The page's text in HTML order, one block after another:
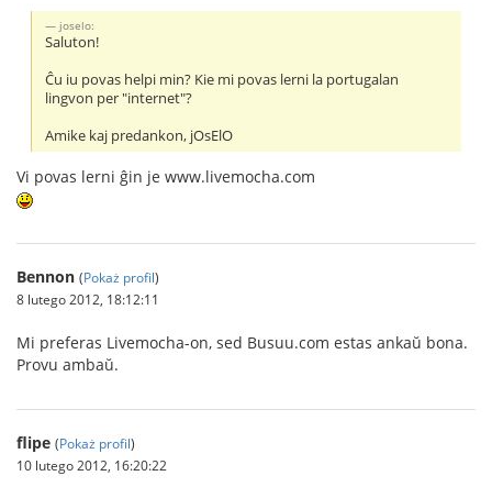
joselo:
Saluton!
Ĉu iu povas helpi min? Kie mi povas lerni la portugalan
lingvon per "internet"?
Amike kaj predankon, jOsElO
Vi povas lerni ĝin je www.livemocha.com
Bennon (Pokaż profil)
8 lutego 2012, 18:12:11
Mi preferas Livemocha-on, sed Busuu.com estas ankaŭ bona.
Provu ambaŭ.
flipe (Pokaż profil)
10 lutego 2012, 16:20:22